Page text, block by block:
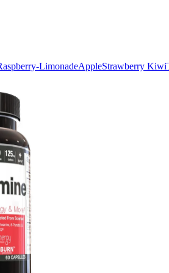
LimonadeAppleStrawberry Kiwi